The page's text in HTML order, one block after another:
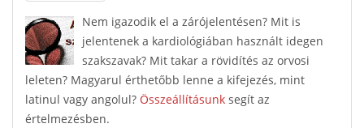
Nem igazodik el a zárójelentésen? Mit is
jelentenek a kardiológiában használt idegen
szakszavak? Mit takar a rövidítés az orvosi
leleten? Magyarul érthetőbb lenne a kifejezés, mint
latinul vagy angolul? Összeállításunk segít az
értelmezésben.